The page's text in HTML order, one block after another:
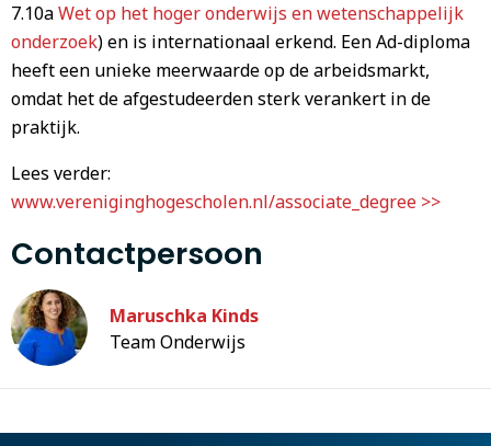
7.10aWet op het hoger onderwijs en wetenschappelijk
onderzoek) en is internationaal erkend. Een Ad-diploma
heeft een unieke meerwaarde op de arbeidsmarkt,
omdat het de afgestudeerden sterk verankert in de
praktijk.
Lees verder:
www.vereniginghogescholen.nl/associate_degree >>
Contactpersoon
Maruschka Kinds
Team Onderwijs